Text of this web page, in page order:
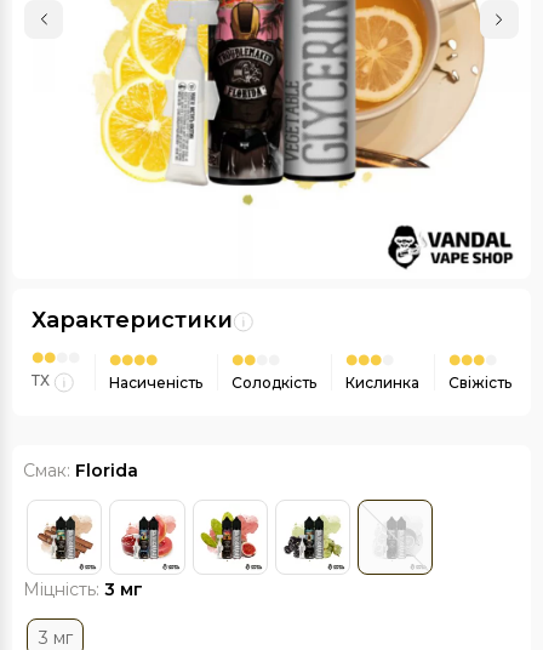
Характеристики
ТХ Насиченість Солодкість Кислинка Свіжість
Смак: Florida
Міцність: 3 мг
3 мг